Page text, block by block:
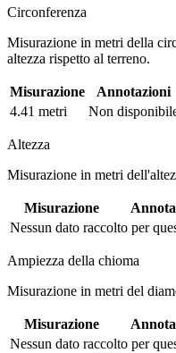
Circonferenza
Misurazione in metri della
altezza rispetto al terreno.
Misurazione Annotazioni
4.41 metri
Non
Altezza
Misurazione in metri
Misurazione
Nessun dato raccolto per
Ampiezza della chioma
Misurazione in metri del
Misurazione
Nessun dato raccolto per